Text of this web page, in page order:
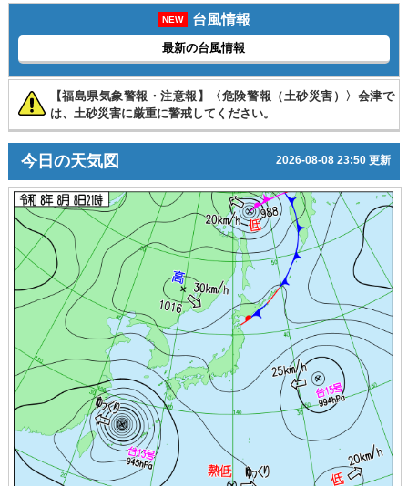
NEW 台風情報
最新の台風情報
【福島県気象警報・注意報】〈危険警報（土砂災害）〉会津で
は、土砂災害に厳重に警戒してください。
今日の天気図 2026-08-08 23:50 更新